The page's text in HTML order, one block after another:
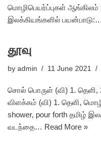
மொழிபெயர்ப்புகள் ஆங்கிலம்
இலக்கியங்களில் பயன்பாடு:…
தூவு
by admin 11 June 2021
சொல் பொருள் (வி) 1. தெளி,
விளக்கம் (வி) 1. தெளி,
shower, pour forth தமிழ்
வடந்தை… Read More »